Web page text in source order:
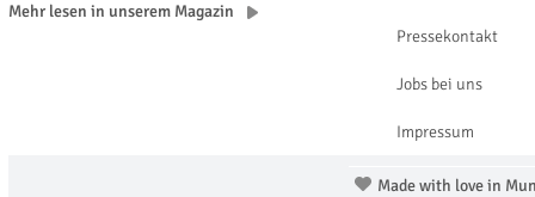
Mehr lesen in unserem Magazin
Pressekontakt
Jobs bei uns
Impressum
Made with love in